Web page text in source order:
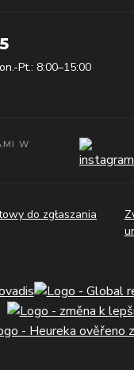
Pt.: 8:00–15:00
W
do zgłaszania